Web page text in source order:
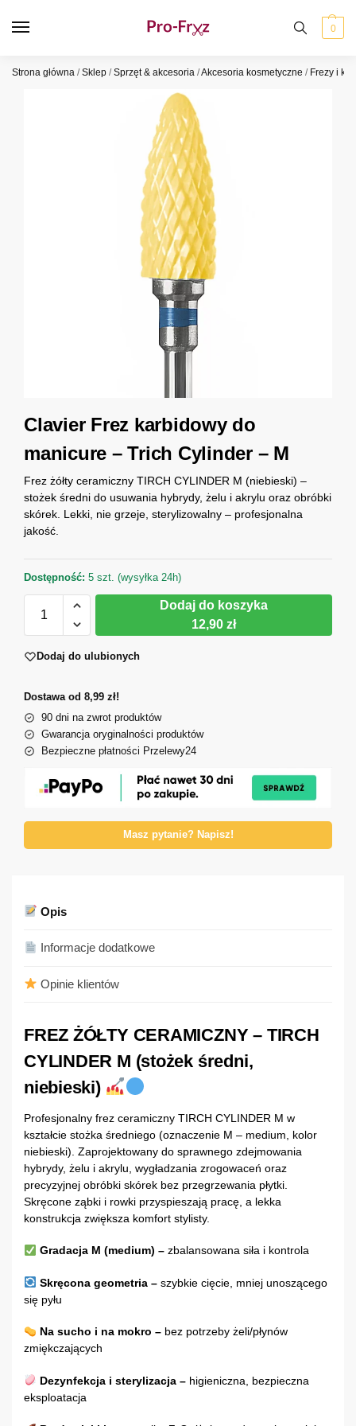
0
Strona główna /Sklep /Sprzęt & akcesoria /Akcesoria kosmetyczne / Frezy i
Clavier Frez karbidowy do
manicure – Trich Cylinder – M
Frez żółty ceramiczny TIRCH CYLINDER M (niebieski) –
stożek średni do usuwania hybrydy, żelu i akrylu oraz obróbki
skórek. Lekki, nie grzeje, sterylizowalny – profesjonalna
jakość.
Dostępność: 5 szt. (wysyłka 24h)
Dodaj do koszyka
12,90 zł
Dodaj do ulubionych
Dostawa od 8,99 zł!
90 dni na zwrot produktów
Gwarancja oryginalności produktów
Bezpieczne płatności Przelewy24
Masz pytanie? Napisz!
Opis
Informacje dodatkowe
Opinie klientów
FREZ ŻÓŁTY CERAMICZNY – TIRCH
CYLINDER M (stożek średni,
niebieski)
Profesjonalny frez ceramiczny TIRCH CYLINDER M w
kształcie stożka średniego (oznaczenie M – medium, kolor
niebieski). Zaprojektowany do sprawnego zdejmowania
hybrydy, żelu i akrylu, wygładzania zrogowaceń oraz
precyzyjnej obróbki skórek bez przegrzewania płytki.
Skręcone ząbki i rowki przyspieszają pracę, a lekka
konstrukcja zwiększa komfort stylisty.
Gradacja M (medium) –zbalansowana siła i kontrola
Skręcona geometria –szybkie cięcie, mniej unoszącego
się pyłu
Na sucho i na mokro –bez potrzeby żeli/płynów
zmiękczających
Dezynfekcja i sterylizacja –higieniczna, bezpieczna
eksploatacja